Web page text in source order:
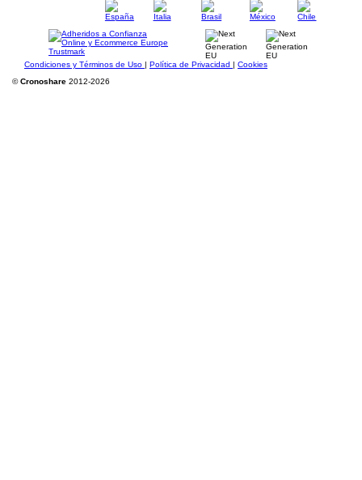
Condiciones y Términos de Uso | Política de Privacidad | Cookies
©Cronoshare 2012-2026